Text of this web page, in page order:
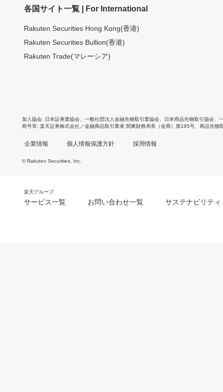
各国サイト一覧 | For International
Rakuten Securities Hong Kong(香港)
Rakuten Securities Bullion(香港)
Rakuten Trade(マレーシア)
加入協会 日本証券業協会 一般社団法人金融先物取引業協会 日本商品先物取引協会
商号等 楽天証券株式会社／金融商品取引業者 関東財務局長（金商）第195号、商品先物
企業情報 個人情報保護方針 採用情報
© Rakuten Securities, Inc.
楽天グループ
サービス一覧 お問い合わせ一覧 サステナビリティ